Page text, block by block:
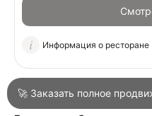
ГородСочи
Информация о ресторане
🚀 Заказать полное